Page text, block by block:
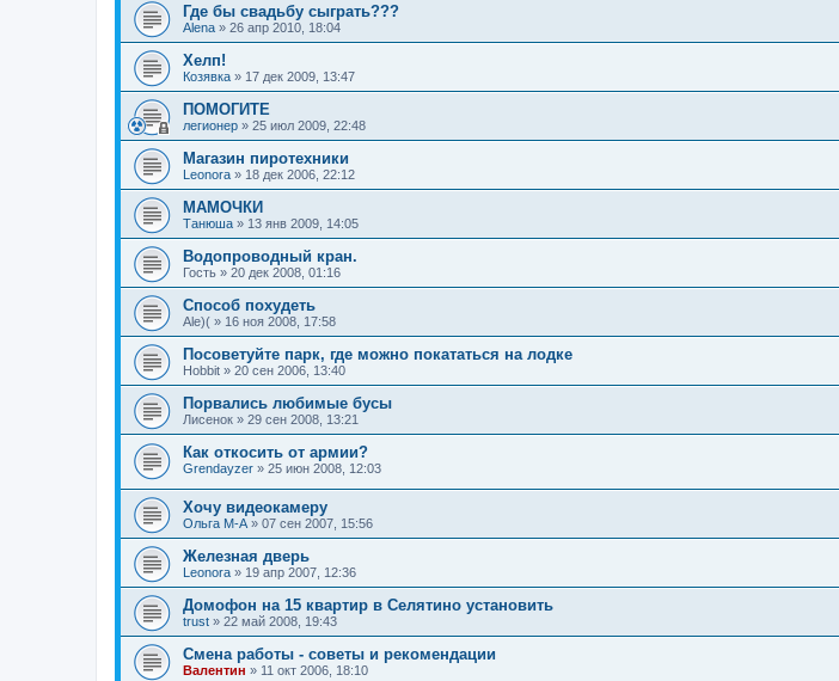
Где бы свадьбу сыграть???
Alena » 26 апр 2010, 18:04
Хелп!
Козявка » 17 дек 2009, 13:47
ПОМОГИТЕ
легионер » 25 июл 2009, 22:48
Магазин пиротехники
Leonora » 18 дек 2006, 22:12
МАМОЧКИ
Танюша » 13 янв 2009, 14:05
Водопроводный кран.
Гость » 20 дек 2008, 01:16
Способ похудеть
Ale)( » 16 ноя 2008, 17:58
Посоветуйте парк, где можно покататься на лодке
Hobbit » 20 сен 2006, 13:40
Порвались любимые бусы
Лисенок » 29 сен 2008, 13:21
Как откосить от армии?
Grendayzer » 25 июн 2008, 12:03
Хочу видеокамеру
Ольга М-А » 07 сен 2007, 15:56
Железная дверь
Leonora » 19 апр 2007, 12:36
Домофон на 15 квартир в Селятино установить
trust » 22 май 2008, 19:43
Смена работы - советы и рекомендации
Валентин » 11 окт 2006, 18:10